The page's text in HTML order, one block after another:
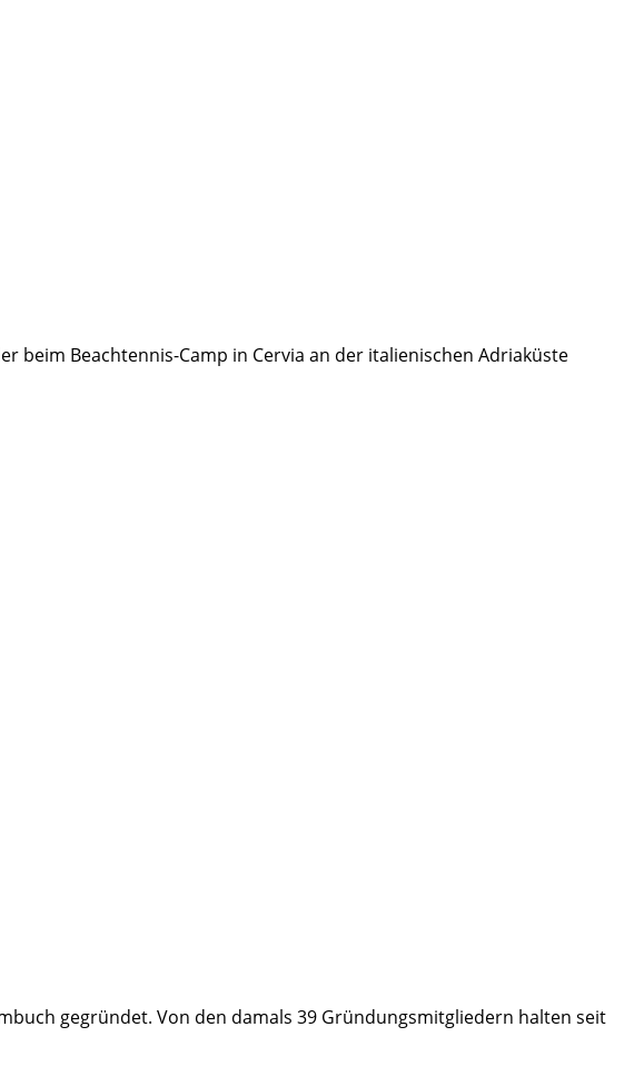
beim Beachtennis-Camp in Cervia an der italienischen Adriaküste
gegründet. Von den damals 39 Gründungsmitgliedern halten seit